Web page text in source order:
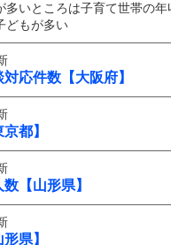
多いところは子育て世帯の
どもが多い
応件数【大阪府】
都】
【山形県】
県】